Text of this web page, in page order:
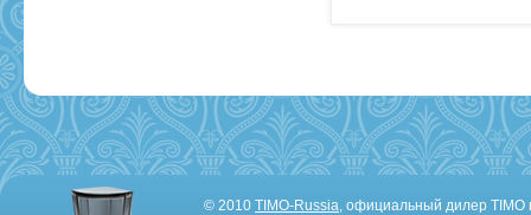
© 2010 TIMO-Russia, официальный дилер TIMO